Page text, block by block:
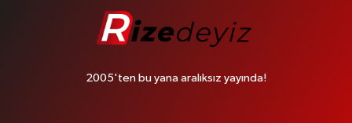
2005'ten bu yana aralıksız yayında!